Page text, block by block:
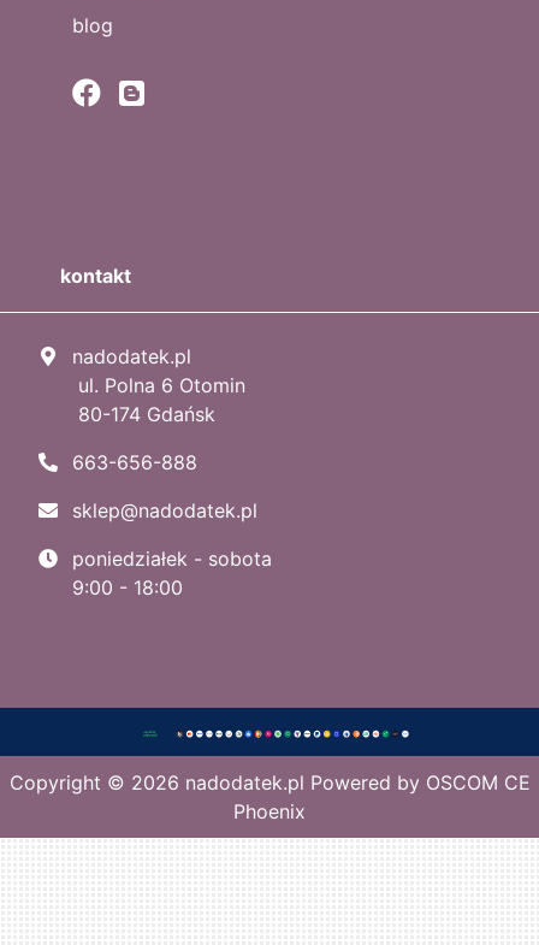
blog
kontakt
nadodatek.pl
ul. Polna 6 Otomin
80-174 Gdańsk
663-656-888
sklep@nadodatek.pl
poniedziałek - sobota
9:00 - 18:00
Copyright © 2026 nadodatek.pl Powered by OSCOM CE
Phoenix